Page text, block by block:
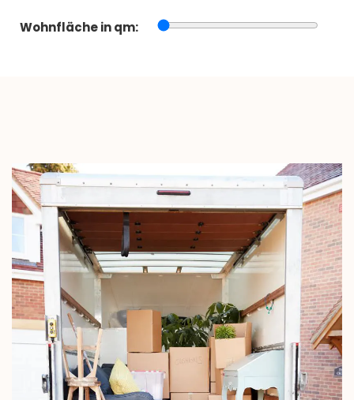
Wohnfläche in qm: